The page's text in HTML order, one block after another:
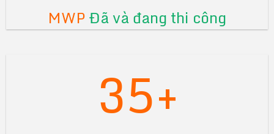
MWPĐã và đang thi công
35+